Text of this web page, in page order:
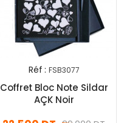
Réf : FSB3077
Coffret Bloc Note Sildar
AÇK Noir